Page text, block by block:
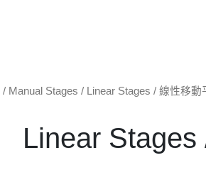
/ Manual Stages / Linear Stages / 線性移動
Linear